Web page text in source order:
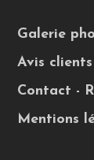
Galerie
Avis clients
Contact -
Mentions